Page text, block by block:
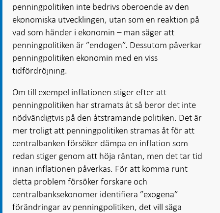
penningpolitiken inte bedrivs oberoende av den
ekonomiska utvecklingen, utan som en reaktion på
vad som händer i ekonomin – man säger att
penningpolitiken är ”endogen”. Dessutom påverkar
penningpolitiken ekonomin med en viss
tidfördröjning.
Om till exempel inflationen stiger efter att
penningpolitiken har stramats åt så beror det inte
nödvändigtvis på den åtstramande politiken. Det är
mer troligt att penningpolitiken stramas åt för att
centralbanken försöker dämpa en inflation som
redan stiger genom att höja räntan, men det tar tid
innan inflationen påverkas. För att komma runt
detta problem försöker forskare och
centralbanksekonomer identifiera ”exogena”
förändringar av penningpolitiken, det vill säga